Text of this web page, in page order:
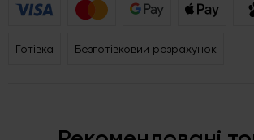
Готівка Безготівковий розрахунок